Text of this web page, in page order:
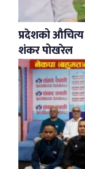
प्रदेशको
शंकर पोखरेल